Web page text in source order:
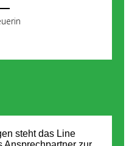
steht das Line